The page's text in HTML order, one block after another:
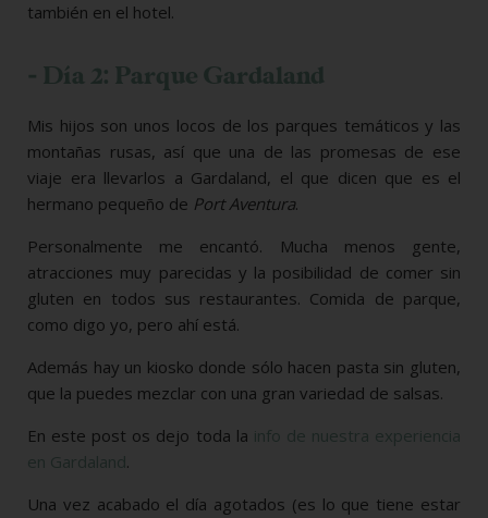
también en el hotel.
- Día 2: Parque Gardaland
Mis hijos son unos locos de los parques temáticos y las
montañas rusas, así que una de las promesas de ese
viaje era llevarlos a Gardaland, el que dicen que es el
hermano pequeño de Port Aventura.
Personalmente me encantó. Mucha menos gente,
atracciones muy parecidas y la posibilidad de comer sin
gluten en todos sus restaurantes. Comida de parque,
como digo yo, pero ahí está.
Además hay un kiosko donde sólo hacen pasta sin gluten,
que la puedes mezclar con una gran variedad de salsas.
En este post os dejo toda la info de nuestra experiencia
en Gardaland.
Una vez acabado el día agotados (es lo que tiene estar